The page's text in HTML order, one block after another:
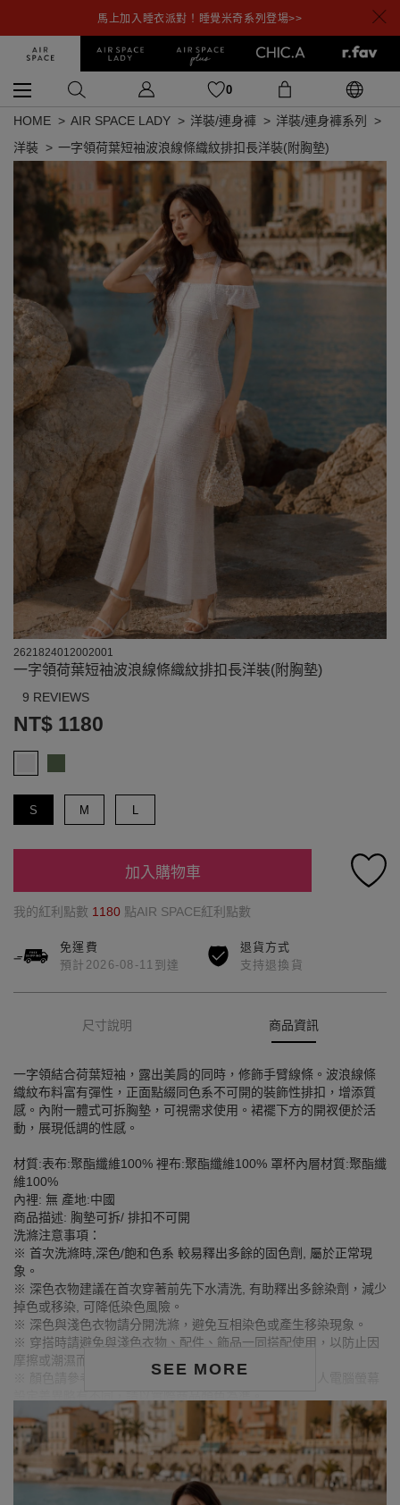
馬上加入睡衣派對！睡覺米奇系列登場>>
0
HOME AIR SPACE LADY 洋裝/連身褲
洋裝/連身褲系列
洋裝
一字領荷葉短袖波浪線條織紋排扣長洋裝(附胸墊)
2621824012002001
一字領荷葉短袖波浪線條織紋排扣長洋裝(附胸墊)
9 REVIEWS
NT$ 1180
S M L
加入購物車
我的紅利點數 1180 點AIR SPACE紅利點數
免運費
預計2026-08-11到達
退貨方式
支持退換貨
尺寸說明 商品資訊
SEE MORE
一字領結合荷葉短袖，露出美肩的同時，修飾手臂線條。波浪線條
織紋布料富有彈性，正面點綴同色系不可開的裝飾性排扣，增添質
感。內附一體式可拆胸墊，可視需求使用。裙襬下方的開衩便於活
動，展現低調的性感。
材質:表布:聚酯纖維100% 裡布:聚酯纖維100% 罩杯內層材質:聚酯纖
維100%
內裡: 無 產地:中國
商品描述: 胸墊可拆/ 排扣不可開
洗滌注意事項：
※ 首次洗滌時,深色/飽和色系 較易釋出多餘的固色劑, 屬於正常現
象。
※ 深色衣物建議在首次穿著前先下水清洗, 有助釋出多餘染劑，減少
掉色或移染, 可降低染色風險。
※ 深色與淺色衣物請分開洗滌，避免互相染色或產生移染現象。
※ 穿搭時請避免與淺色衣物、配件、飾品一同搭配使用，以防止因
摩擦或潮濕而導致染色。
※ 顏色請參考單品圖片較為接近，但因圖檔顏色會因個人電腦螢幕
MODEL資訊
身高163cm／胸圍Bust：79cm
腰圍Waist：63cm／臀圍hips：85cm